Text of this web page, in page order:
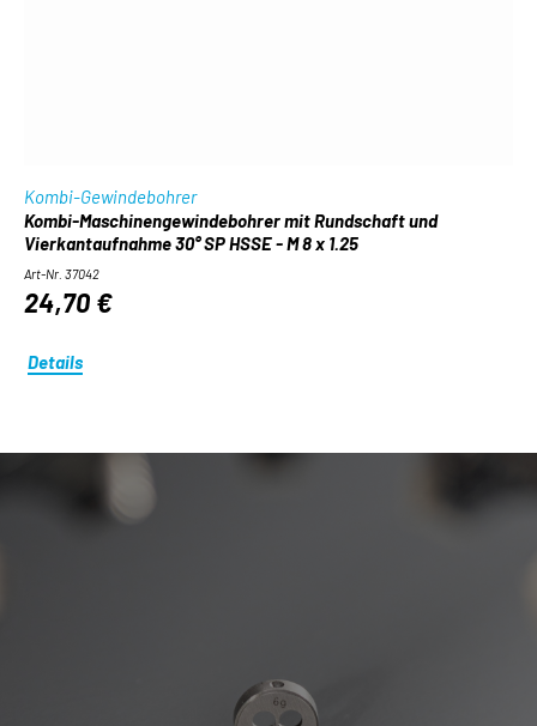
Kombi-Gewindebohrer
Kombi-Maschinengewindebohrer mit Rundschaft und
Vierkantaufnahme 30° SP HSSE - M 8 x 1.25
Art-Nr. 37042
24,70 €
Details